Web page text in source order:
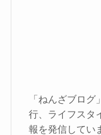
「ねんざブロ
行、ライフスタ
報を発信してい